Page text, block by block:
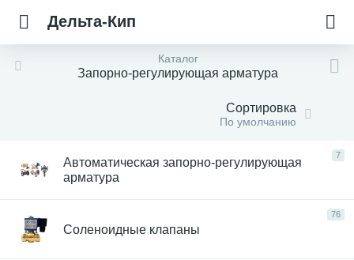
Дельта-Кип
Каталог
Запорно-регулирующая арматура
Сортировка
По умолчанию
7
Автоматическая запорно-регулирующая
арматура
76
Соленоидные клапаны